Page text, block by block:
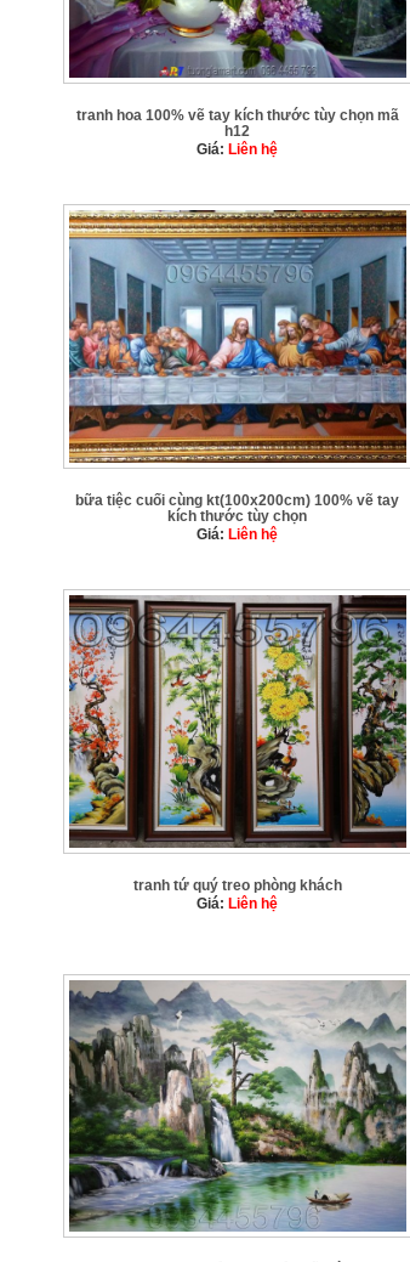
tranh hoa 100% vẽ tay kích thước tùy chọn mã
h12
Giá:Liên hệ
bữa tiệc cuối cùng kt(100x200cm) 100% vẽ tay
kích thước tùy chọn
Giá:Liên hệ
tranh tứ quý treo phòng khách
Giá:Liên hệ